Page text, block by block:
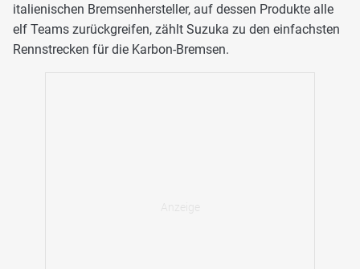
italienischen Bremsenhersteller, auf dessen Produkte alle
elf Teams zurückgreifen, zählt Suzuka zu den einfachsten
Rennstrecken für die Karbon-Bremsen.